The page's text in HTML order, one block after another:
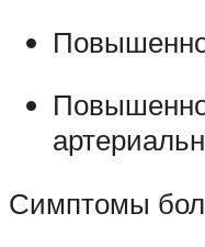
Симптомы